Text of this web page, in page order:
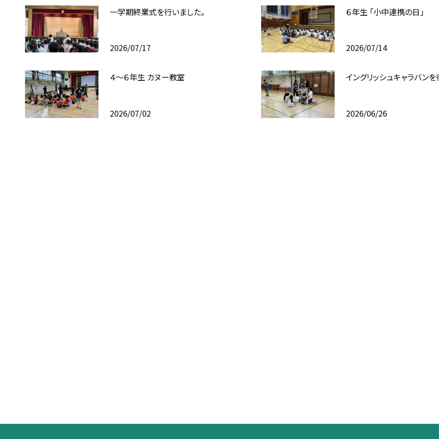
一学期終業式を行いました。
2026/07/17
６年生 「小中連携の日」
2026/07/14
４～６年生 カヌー教室
2026/07/02
イングリッシュキャラバンを
2026/06/26